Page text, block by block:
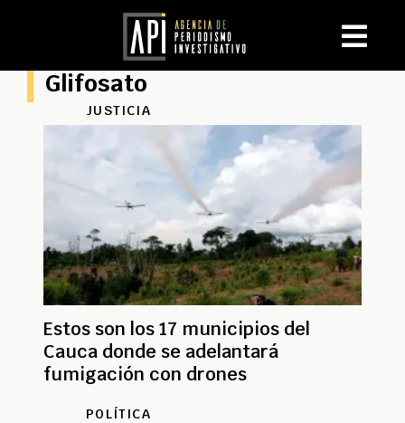
Glifosato
JUSTICIA
Estos son los 17 municipios del
Cauca donde se adelantará
fumigación con drones
POLÍTICA